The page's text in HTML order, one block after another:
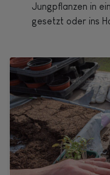
Jungpflanzen in
gesetzt oder ins